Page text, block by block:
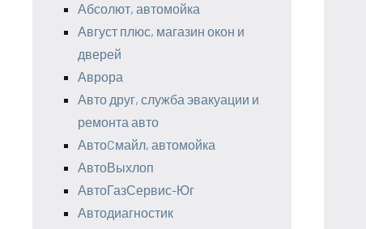
Абсолют, автомойка
Август плюс, магазин окон и
дверей
Аврора
Авто друг, служба эвакуации и
ремонта авто
АвтоCмайл, автомойка
АвтоВыхлоп
АвтоГазСервис-Юг
Автодиагностик